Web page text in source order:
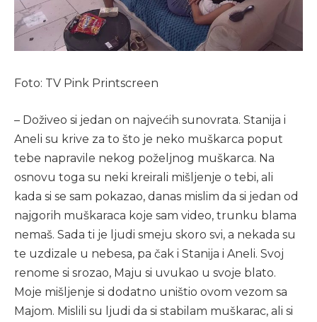
Foto: TV Pink Printscreen
– Doživeo si jedan on najvećih sunovrata. Stanija i
Aneli su krive za to što je neko muškarca poput
tebe napravile nekog poželjnog muškarca. Na
osnovu toga su neki kreirali mišljenje o tebi, ali
kada si se sam pokazao, danas mislim da si jedan od
najgorih muškaraca koje sam video, trunku blama
nemaš. Sada ti je ljudi smeju skoro svi, a nekada su
te uzdizale u nebesa, pa čak i Stanija i Aneli. Svoj
renome si srozao, Maju si uvukao u svoje blato.
Moje mišljenje si dodatno uništio ovom vezom sa
Majom. Mislili su ljudi da si stabilam muškarac, ali si